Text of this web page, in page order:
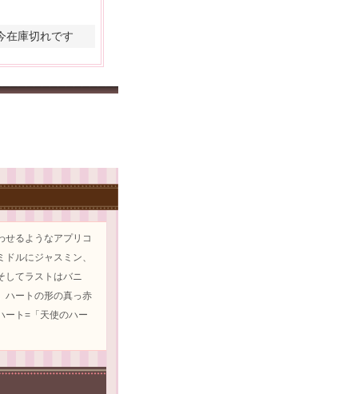
在庫切れです
せるようなアプリコ
ルにジャスミン、
してラストはバニ
ハートの形の真っ赤
ート=「天使のハー